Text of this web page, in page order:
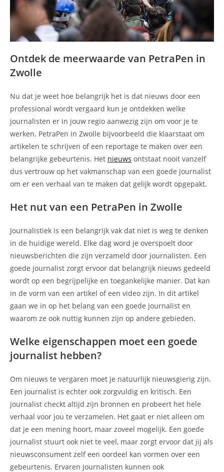
Ontdek de meerwaarde van PetraPen in
Zwolle
Nu dat je weet hoe belangrijk het is dat nieuws door een
professional wordt vergaard kun je ontdekken welke
journalisten er in jouw regio aanwezig zijn om voor je te
werken. PetraPen in Zwolle bijvoorbeeld die klaarstaat om
artikelen te schrijven of een reportage te maken over een
belangrijke gebeurtenis. Het nieuws ontstaat nooit vanzelf
dus vertrouw op het vakmanschap van een goede journalist
om er een verhaal van te maken dat gelijk wordt opgepakt.
Het nut van een PetraPen in Zwolle
Journalistiek is een belangrijk vak dat niet is weg te denken
in de huidige wereld. Elke dag word je overspoelt door
nieuwsberichten die zijn verzameld door journalisten. Een
goede journalist zorgt ervoor dat belangrijk nieuws gedeeld
wordt op een begrijpelijke en toegankelijke manier. Dat kan
in de vorm van een artikel of een video zijn. In dit artikel
gaan we in op het belang van een goede journalist en
waarom ze ook nuttig kunnen zijn op andere gebieden.
Welke eigenschappen moet een goede
journalist hebben?
Om nieuws te vergaren moet je natuurlijk nieuwsgierig zijn.
Een journalist is echter ook zorgvuldig en kritisch. Een
journalist checkt altijd zijn bronnen en probeert het hele
verhaal voor jou te verzamelen. Het gaat er niet alleen om
dat je een mening hoort, maar zoveel mogelijk. Een goede
journalist stuurt ook niet te veel, maar zorgt ervoor dat jij als
nieuwsconsument zelf een oordeel kan vormen over een
gebeurtenis. Ervaren journalisten kunnen ook